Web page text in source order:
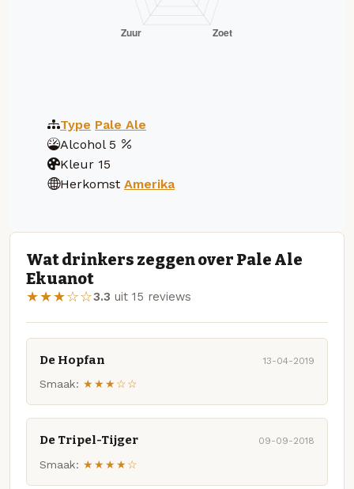
Type Pale Ale
Alcohol 5
Kleur 15
Herkomst Amerika
Wat drinkers zeggen over Pale Ale
Ekuanot
★★★☆☆3.3 uit 15 reviews
De Hopfan 13-04-2019
Smaak: ★★★☆☆
De Tripel-Tijger 09-09-2018
Smaak: ★★★★☆